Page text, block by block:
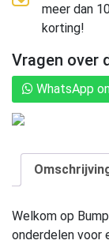
meer dan
korting!
Vragen over
WhatsApp
Welkom op
onderdelen voor